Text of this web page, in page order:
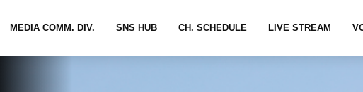
MEDIA COMM. DIV. SNS HUB CH. SCHEDULE LIVE STREAM